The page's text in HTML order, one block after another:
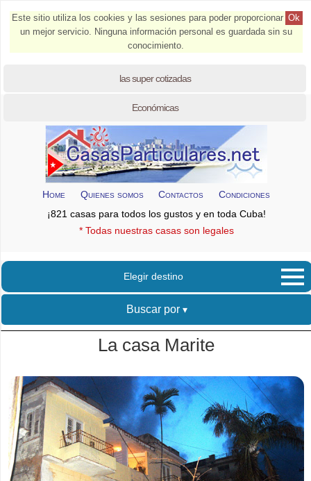
Ok
Este sitio utiliza los cookies y las sesiones para poder proporcionar
un mejor servicio. Ninguna información personal es guardada sin su
conocimiento.
las super cotizadas
Económicas
Home Quienes somos Contactos
Condiciones
¡821 casas para todos los gustos y en toda Cuba!
* Todas nuestras casas son legales
Elegir destino
Buscar por
La casa Marite